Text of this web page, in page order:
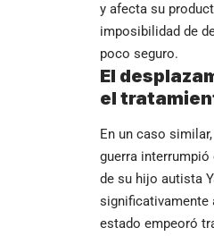
y afecta su
imposibilidad de
poco seguro.
El
el
En un caso
guerra
de su hijo autista
significativamente
estado empeoró